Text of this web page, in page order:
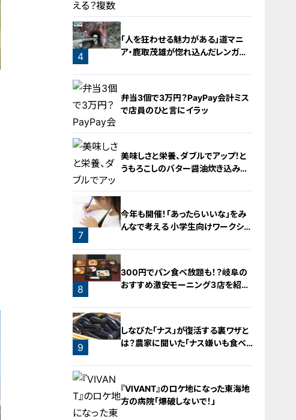
3
4
「人を狂わせる魅力がある」道マニ
ア・鹿取茂雄が惚れ込んだレンガの
5
弁当3個で3万円？PayPay会計ミス
で店員のひと言にイラッ
6
美味しさと栄養、ダブルでアップ！と
うもろこしのバター醤油炊き込みご
7
今年も開催！「あったらいいな」をみ
んなで考える 小学生向けワークショ
8
300円でパン食べ放題も！？岐阜の
おすすめ激安モーニング３店を紹
9
しなびた「ナス」が復活する裏ワザと
は？農家に聞いた「ナス嫌いも食べ
『VIVANT』のロケ地になった東海地
方の病院「爆破しないで！」